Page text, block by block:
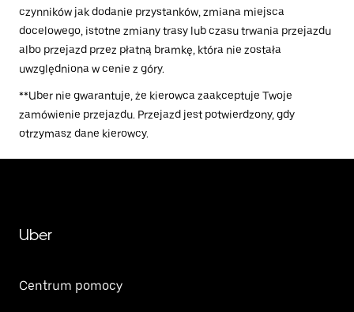
czynników jak dodanie przystanków, zmiana miejsca
docelowego, istotne zmiany trasy lub czasu trwania przejazdu
albo przejazd przez płatną bramkę, która nie została
uwzględniona w cenie z góry.
**Uber nie gwarantuje, że kierowca zaakceptuje Twoje
zamówienie przejazdu. Przejazd jest potwierdzony, gdy
otrzymasz dane kierowcy.
Uber
Centrum pomocy